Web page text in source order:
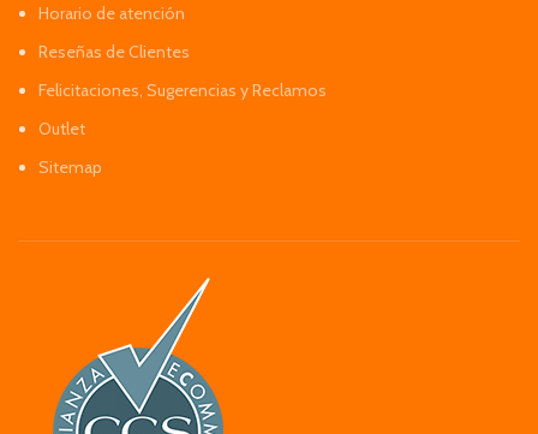
Horario de atención
Reseñas de Clientes
Felicitaciones, Sugerencias y Reclamos
Outlet
Sitemap